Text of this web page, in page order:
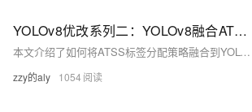
YOLOv8优改系列二：YOLOv8融合ATSS标签分配策略，实现网络快速涨点
本文介绍了如何将ATSS标签分配策略融合到YOLOv8中，以提升目标检测网络的性能。通过修改损失文件、创建ATSS模块文件和调整训练代码，实现了网络的快速涨点。ATSS通过自动选择正负样本，避免了人工设定阈值，提高了模型效率。文章还提供了遇到问题的解决方案，如模块载入和环境配置问题。
zzy的aly 1054